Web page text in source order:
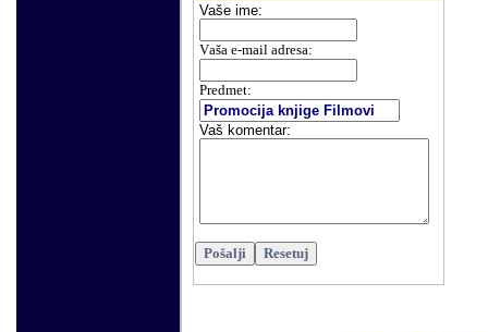
Vaše ime:
Vaša e-mail adresa:
Predmet:
Vaš komentar: